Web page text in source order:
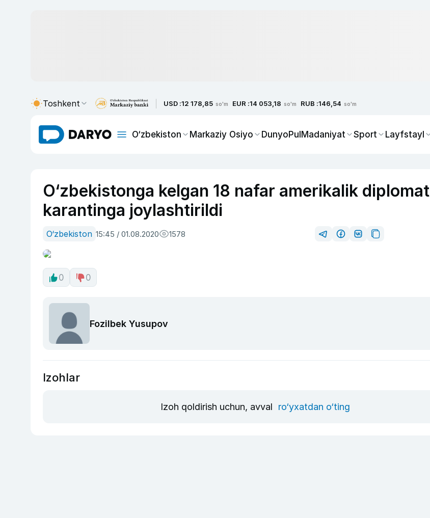
Toshkent USD :12 178,85 so'm EUR :14 053,18 so'm RUB :146,54 so'm
O‘zbekiston Markaziy Osiyo DunyoPulMadaniyat Sport Layfstayl
O‘zbekistonga kelgan 18 nafar amerikalik diplomat
karantinga joylashtirildi
O‘zbekiston 15:45 / 01.08.2020 1578
0 0
Fozilbek Yusupov
Izohlar
Izoh qoldirish uchun, avval ro‘yxatdan o‘ting